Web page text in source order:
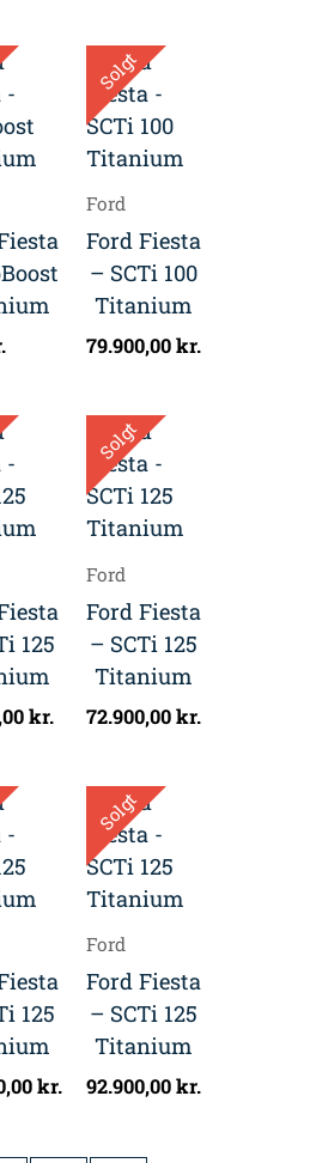
Solgt
Ford
Ford Fiesta
– SCTi 100
Titanium
79.900,00kr.
125
kr.
Solgt
Ford
Ford Fiesta
– SCTi 125
Titanium
72.900,00kr.
125
kr.
Solgt
Ford
Ford Fiesta
– SCTi 125
Titanium
92.900,00kr.